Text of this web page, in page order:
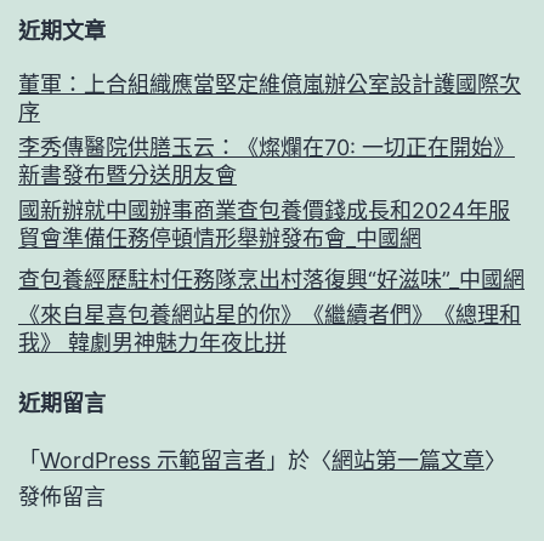
近期文章
董軍：上合組織應當堅定維億嵐辦公室設計護國際次
序
李秀傳醫院供膳玉云：《燦爛在70: 一切正在開始》
新書發布暨分送朋友會
國新辦就中國辦事商業查包養價錢成長和2024年服
貿會準備任務停頓情形舉辦發布會_中國網
查包養經歷駐村任務隊烹出村落復興“好滋味”_中國網
《來自星喜包養網站星的你》《繼續者們》《總理和
我》 韓劇男神魅力年夜比拼
近期留言
「 WordPress 示範留言者 」於〈網站第一篇文章〉
發佈留言